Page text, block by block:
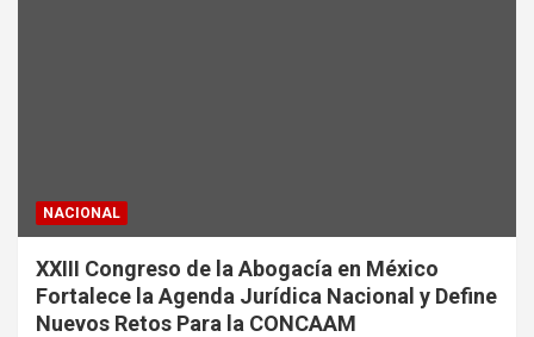
NACIONAL
XXIII Congreso de la Abogacía en México
Fortalece la Agenda Jurídica Nacional y Define
Nuevos Retos Para la CONCAAM